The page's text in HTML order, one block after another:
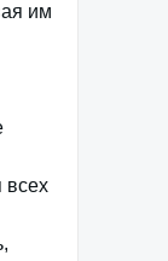
им
всех